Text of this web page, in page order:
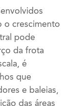
o crescimento
pode
da frota
é
que
e baleias,
das áreas